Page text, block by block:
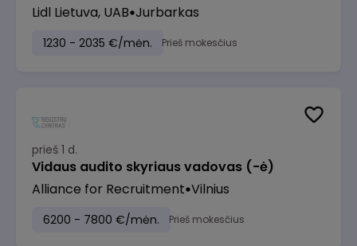
Lidl Lietuva, UAB Jurbarkas
1230 - 2035 €/mėn. Prieš mokesčius
prieš 1 d.
Vidaus audito skyriaus vadovas (-ė)
Alliance for Recruitment Vilnius
6200 - 7800 €/mėn. Prieš mokesčius